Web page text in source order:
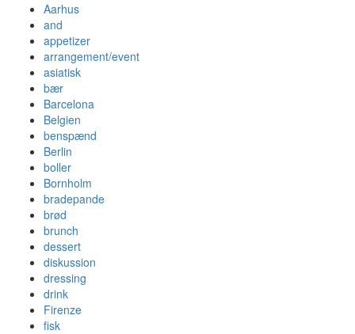
Aarhus
and
appetizer
arrangement/event
asiatisk
bær
Barcelona
Belgien
benspænd
Berlin
boller
Bornholm
bradepande
brød
brunch
dessert
diskussion
dressing
drink
Firenze
fisk